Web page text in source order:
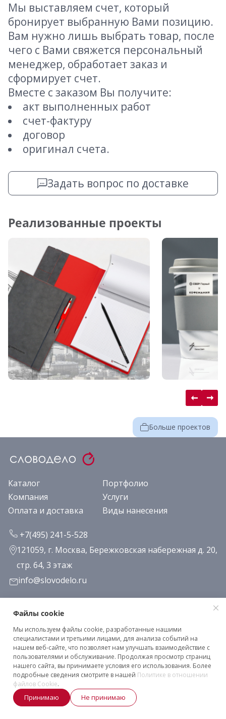
Мы выставляем счет, который
бронирует выбранную Вами позицию.
Вам нужно лишь выбрать товар, после
чего с Вами свяжется персональный
менеджер, обработает заказ и
сформирует счет.
Вместе с заказом Вы получите:
акт выполненных работ
счет-фактуру
договор
оригинал счета.
Задать вопрос по доставке
Реализованные проекты
Больше проектов
Каталог
Портфолио
Компания
Услуги
Оплата и доставка
Виды нанесения
+7(495) 241-5-528
121059, г. Москва, Бережковская набережная д. 20,
стр. 64, 3 этаж
info@slovodelo.ru
Заказать звонок
Подписаться на рассылку
Клиентское соглашение
Политика конфиденциальности
2026 © «Словодело». Все права защищены
Файлы cookie
Мы используем файлы cookie, разработанные нашими
специалистами и третьими лицами, для анализа событий на
нашем веб-сайте, что позволяет нам улучшать взаимодействие с
пользователями и обслуживание. Продолжая просмотр страниц
нашего сайта, вы принимаете условия его использования. Более
подробные сведения смотрите в нашей Политике в отношении
файлов Cookie.
Принимаю Не принимаю